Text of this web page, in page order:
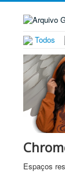
Todos
Espaços